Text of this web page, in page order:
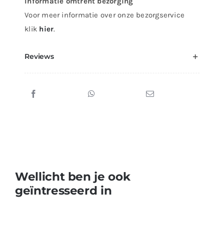
Voor meer informatie over onze bezorgservice
klik hier.
Reviews
Wellicht ben je ook
geïntresseerd in